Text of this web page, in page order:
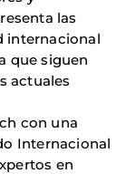
las
internacional
que siguen
actuales
con una
Internacional
en